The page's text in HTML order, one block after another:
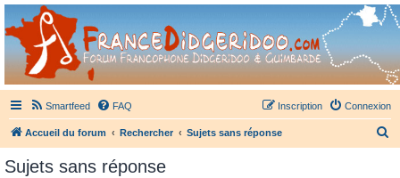
France Didgeridoo
Didgeridoo et Guimbarde sur France Didgeridoo - retrouvez la communauté.
Smartfeed FAQ Connexion
Inscription
Accueil du forum Rechercher Sujets sans réponse
Sujets sans réponse